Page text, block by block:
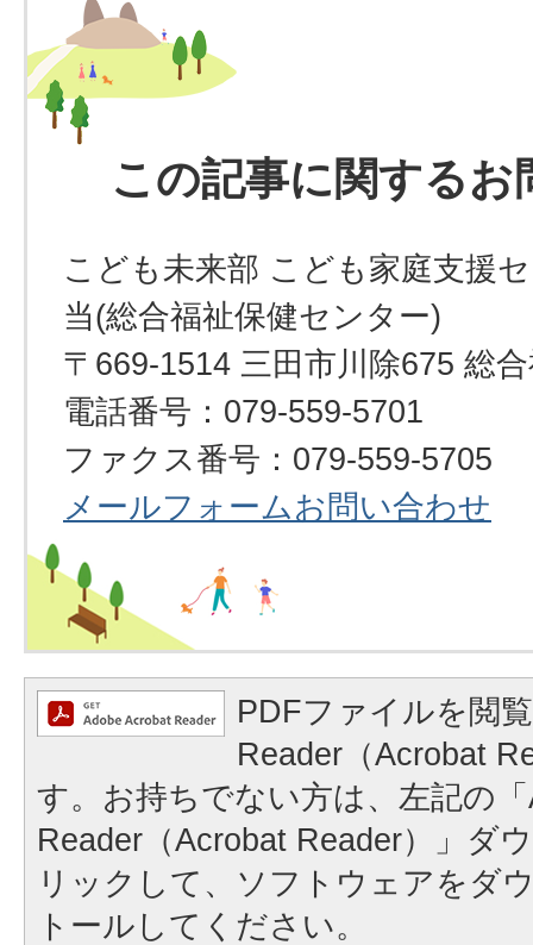
この記事に関するお
こども未来部 こども家庭支援
当(総合福祉保健センター)
〒669-1514 三田市川除675 総
電話番号：079-559-5701
ファクス番号：079-559-5705
メールフォームお問い合わせ
PDFファイルを閲
Reader（Acrobat
す。お持ちでない方は、左記の
Reader（Acrobat Reader）」ダ
リックして、ソフトウェアをダ
トールしてください。